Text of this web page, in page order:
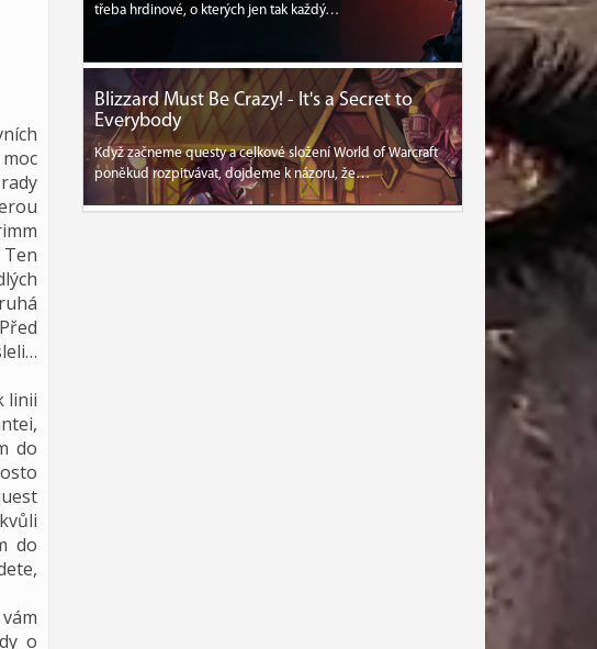
Ten
linii
do
do
o
třeba hrdinové, o kterých jen tak každý…
Blizzard Must Be Crazy! - It's a Secret to
Everybody
Když začneme questy a celkové složení World of Warcraft
poněkud rozpitvávat, dojdeme k názoru, že…